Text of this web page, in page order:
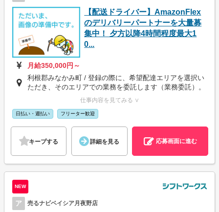
【配送ドライバー】AmazonFlex
のデリバリーパートナーを大量募
集中！ 夕方以降4時間程度最大1
0...
月給350,000円～
利根郡みなかみ町 / 登録の際に、希望配達エリアを選択い
ただき、そのエリアでの業務を委託します（業務委託）。
仕事内容を見てみる ∨
日払い・週払い フリーター歓迎
キープする 詳細を見る 応募画面に進む
NEW
ア 売るナビベイシア月夜野店